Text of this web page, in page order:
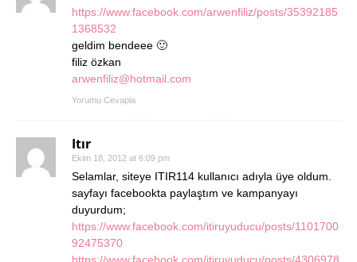
https://www.facebook.com/arwenfiliz/posts/35392185
1368532
geldim bendeee 🙂
filiz özkan
arwenfiliz@hotmail.com
Yorumu Cevapla
Itır
Ekim 18, 2012 at 6:09 pm
Selamlar, siteye ITIR114 kullanıcı adıyla üye oldum.
sayfayı facebookta paylaştım ve kampanyayı
duyurdum;
https://www.facebook.com/itiruyuducu/posts/1101700
92475370